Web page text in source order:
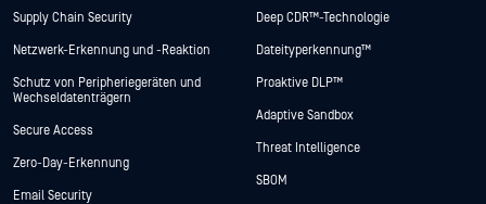
Supply Chain Security
Netzwerk-Erkennung und -Reaktion
Schutz von Peripheriegeräten und
Wechseldatenträgern
Secure Access
Zero-Day-Erkennung
Email Security
Deep CDR™-Technologie
Dateityperkennung™
Proaktive DLP™
Adaptive Sandbox
Threat Intelligence
SBOM